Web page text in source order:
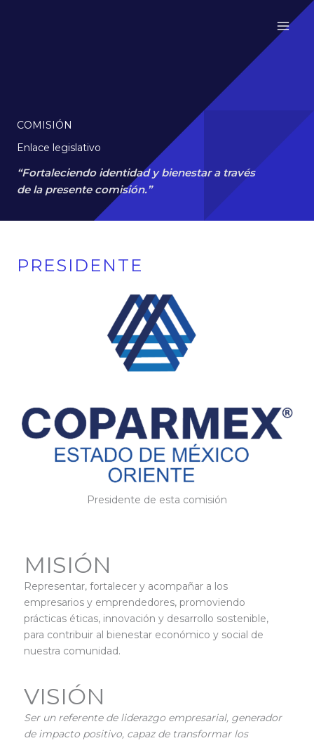
COMISIÓN
Enlace legislativo
“Fortaleciendo identidad y bienestar a través
de la presente comisión.”
PRESIDENTE
Presidente de esta comisión
MISIÓN
Representar, fortalecer y acompañar a los
empresarios y emprendedores, promoviendo
prácticas éticas, innovación y desarrollo sostenible,
para contribuir al bienestar económico y social de
nuestra comunidad.
VISIÓN
Ser un referente de liderazgo empresarial, generador
de impacto positivo, capaz de transformar los